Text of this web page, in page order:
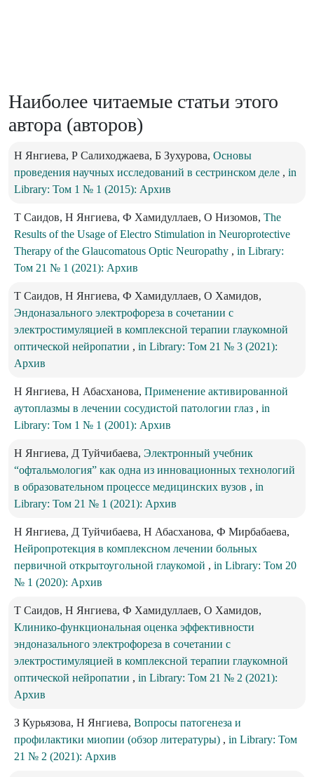
Наиболее читаемые статьи этого
автора (авторов)
Н Янгиева, Р Салиходжаева, Б Зухурова, Основы
проведения научных исследований в сестринском деле , in
Library: Том 1 № 1 (2015): Архив
Т Саидов, Н Янгиева, Ф Хамидуллаев, О Низомов, The
Results of the Usage of Electro Stimulation in Neuroprotective
Therapy of the Glaucomatous Optic Neuropathy , in Library:
Том 21 № 1 (2021): Архив
Т Саидов, Н Янгиева, Ф Хамидуллаев, О Хамидов,
Эндоназального электрофореза в сочетании с
электростимуляцией в комплексной терапии глаукомной
оптической нейропатии , in Library: Том 21 № 3 (2021):
Архив
Н Янгиева, Н Абасханова, Применение активированной
аутоплазмы в лечении сосудистой патологии глаз , in
Library: Том 1 № 1 (2001): Архив
Н Янгиева, Д Туйчибаева, Электронный учебник
“офтальмология” как одна из инновационных технологий
в образовательном процессе медицинских вузов , in
Library: Том 21 № 1 (2021): Архив
Н Янгиева, Д Туйчибаева, Н Абасханова, Ф Мирбабаева,
Нейропротекция в комплексном лечении больных
первичной открытоугольной глаукомой , in Library: Том 20
№ 1 (2020): Архив
Т Саидов, Н Янгиева, Ф Хамидуллаев, О Хамидов,
Клинико-функциональная оценка эффективности
эндоназального электрофореза в сочетании с
электростимуляцией в комплексной терапии глаукомной
оптической нейропатии , in Library: Том 21 № 2 (2021):
Архив
З Курьязова, Н Янгиева, Вопросы патогенеза и
профилактики миопии (обзор литературы) , in Library: Том
21 № 2 (2021): Архив